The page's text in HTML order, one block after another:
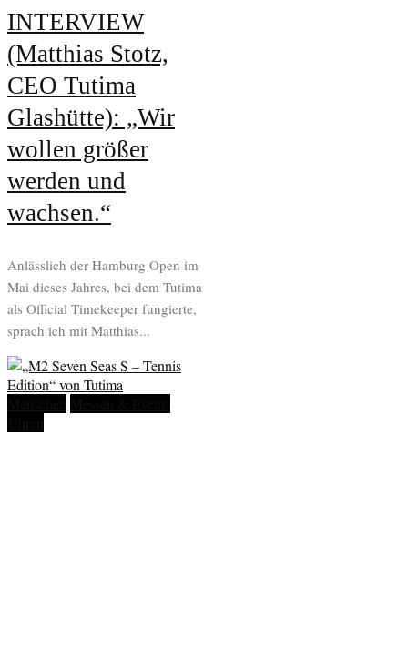
INTERVIEW
(Matthias Stotz,
CEO Tutima
Glashütte): „Wir
wollen größer
werden und
wachsen.“
Anlässlich der Hamburg Open im
Mai dieses Jahres, bei dem Tutima
als Official Timekeeper fungierte,
sprach ich mit Matthias...